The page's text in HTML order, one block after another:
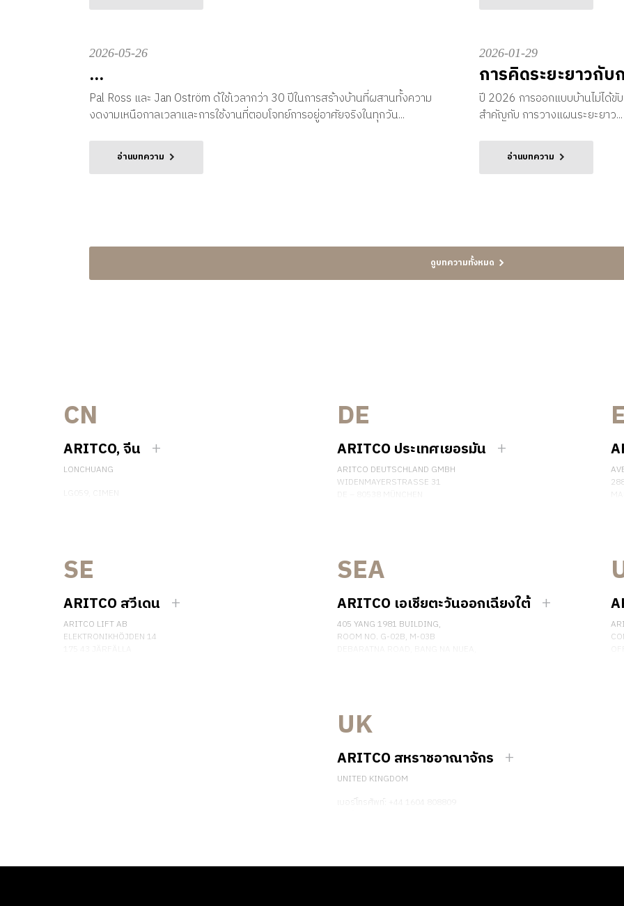
2026-05-26
...
Pal Ross และ Jan Oström ด้ใช้เวลากว่า 30 ปีในการสร้างบ้านที่ผสานทั้งความ
งดงามเหนือกาลเวลาและการใช้งานที่ตอบโจทย์การอยู่อาศัยจริงในทุกวัน...
อ่านบทความ
2026-01-29
การคิดระยะยาวกั
ปี 2026 การออกแบบบ้านไม่ได้ขั
สำคัญกับ การวางแผนระยะยาว...
อ่านบทความ
ดูบทความทั้งหมด
CN
ARITCO, จีน
LONCHUANG
LG059, CIMEN
ติดต่อเรา
DE
ARITCO ประเทศเยอรมัน
ARITCO DEUTSCHLAND GMBH
WIDENMAYERSTRASSE 31
SE
ARITCO สวีเดน
ARITCO LIFT AB
ELEKTRONIKHÖJDEN 14
SEA
ARITCO เอเชียตะวันออกเฉียงใต้
405 YANG 1981 BUILDING,
ROOM NO. G-02B, M-03B
UK
ARITCO สหราชอาณาจักร
UNITED KINGDOM
เบอร์โทรศัพท์: +44 1604 808809